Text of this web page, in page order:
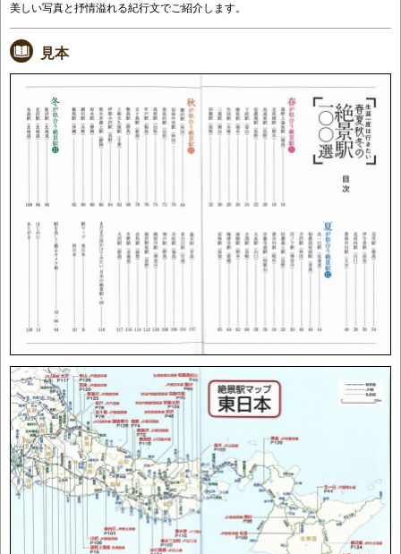
美しい写真と抒情溢れる紀行文でご紹介します。
見本